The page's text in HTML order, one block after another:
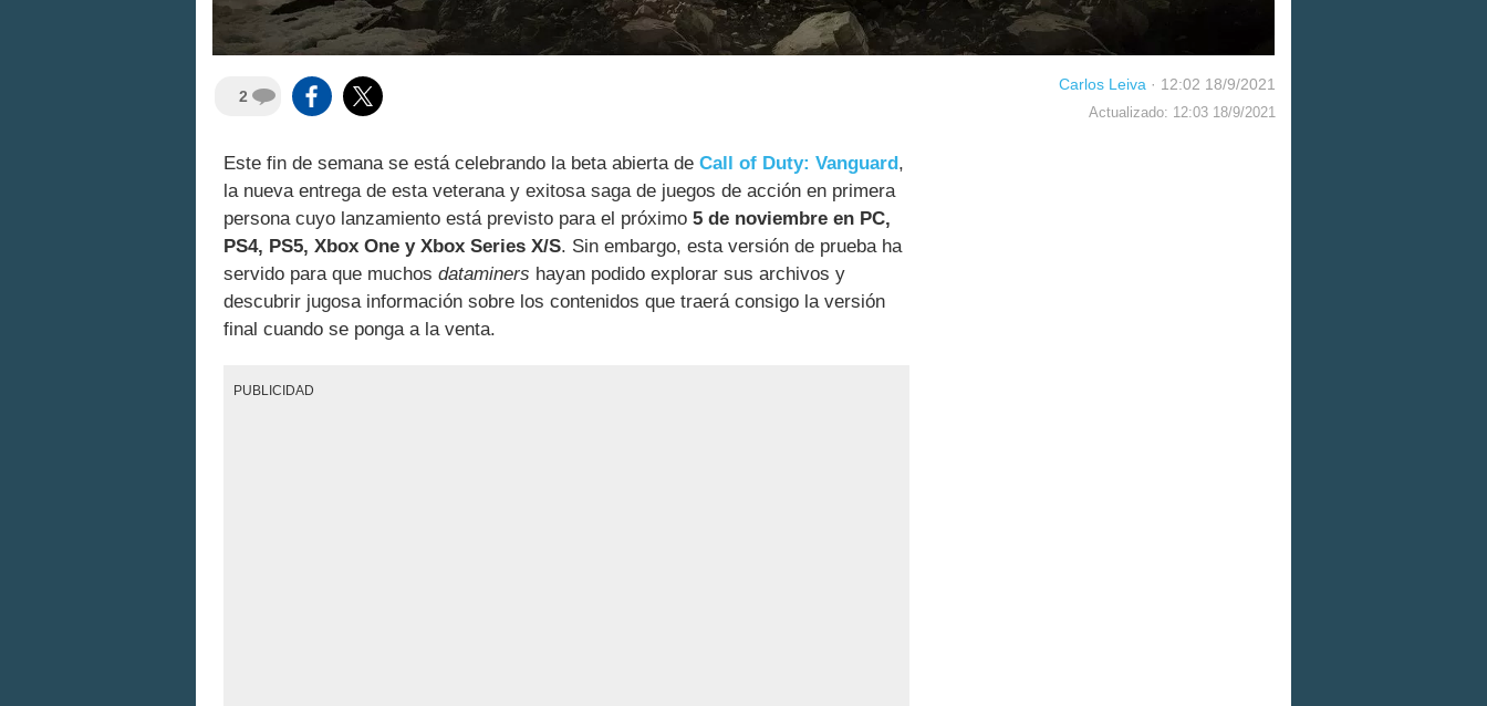
2
Carlos Leiva · 12:02 18/9/2021
Actualizado: 12:03 18/9/2021
Este fin de semana se está celebrando la beta abierta de Call of Duty: Vanguard ,
la nueva entrega de esta veterana y exitosa saga de juegos de acción en primera
persona cuyo lanzamiento está previsto para el próximo 5 de noviembre en PC,
PS4, PS5, Xbox One y Xbox Series X/S. Sin embargo, esta versión de prueba ha
servido para que muchos dataminers hayan podido explorar sus archivos y
descubrir jugosa información sobre los contenidos que traerá consigo la versión
final cuando se ponga a la venta.
PUBLICIDAD